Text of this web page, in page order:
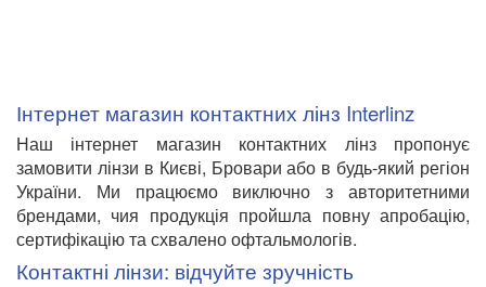
Інтернет магазин контактних лінз Interlinz
Наш інтернет магазин контактних лінз пропонує
замовити лінзи в Києві, Бровари або в будь-який регіон
України. Ми працюємо виключно з авторитетними
брендами, чия продукція пройшла повну апробацію,
сертифікацію та схвалено офтальмологів.
Контактні лінзи: відчуйте зручність